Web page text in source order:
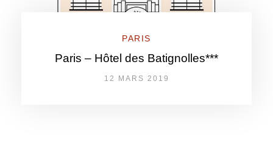
PARIS
Paris – Hôtel des Batignolles***
12 MARS 2019